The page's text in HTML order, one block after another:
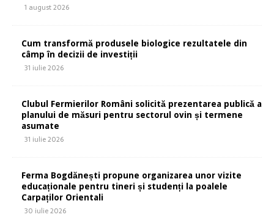
1 august 2026
Cum transformă produsele biologice rezultatele din
câmp în decizii de investiții
31 iulie 2026
Clubul Fermierilor Români solicită prezentarea publică a
planului de măsuri pentru sectorul ovin și termene
asumate
31 iulie 2026
Ferma Bogdănești propune organizarea unor vizite
educaționale pentru tineri și studenți la poalele
Carpaților Orientali
30 iulie 2026